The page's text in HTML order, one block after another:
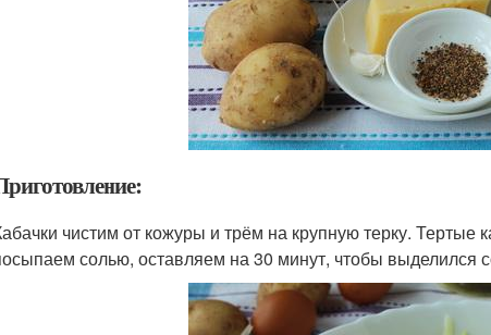
чистим от кожуры и трём на крупную терку. Тертые
солью, оставляем на 30 минут, чтобы выделился